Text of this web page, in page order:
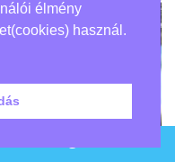
élmény
használ.